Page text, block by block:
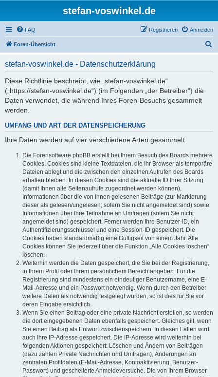
stefan-voswinkel.de
FAQ Anmelden
Registrieren
Foren-Übersicht
stefan-voswinkel.de - Datenschutzerklärung
Diese Richtlinie beschreibt, wie „stefan-voswinkel.de“
(„https://stefan-voswinkel.de“) (im Folgenden „der Betreiber“) die
Daten verwendet, die während Ihres Foren-Besuchs gesammelt
werden.
UMFANG UND ART DER DATENSPEICHERUNG
Ihre Daten werden auf vier verschiedene Arten gesammelt:
Die Forensoftware phpBB erstellt bei Ihrem Besuch des Boards mehrere
Cookies. Cookies sind kleine Textdateien, die Ihr Browser als temporäre
Dateien ablegt und die zwischen den einzelnen Aufrufen des Boards
erhalten bleiben. In diesen Cookies sind die aktuelle ID Ihrer Sitzung
(damit Ihnen alle Seitenaufrufe zugeordnet werden können),
Informationen über die von Ihnen gelesenen Beiträge (zur Markierung
dieser als gelesen/ungelesen; sofern Sie nicht angemeldet sind) sowie
Informationen über Ihre Teilnahme an Umfragen (sofern Sie nicht
angemeldet sind) gespeichert. Ferner werden Ihre Benutzer-ID, ein
Authentifizierungsschlüssel und eine Session-ID gespeichert. Die
Cookies haben standardmäßig eine Gültigkeit von einem Jahr. Alle
Cookies können Sie jederzeit über die Funktion „Alle Cookies löschen“
löschen.
Weiterhin werden die Daten gespeichert, die Sie bei der Registrierung,
in Ihrem Profil oder Ihrem persönlichem Bereich angeben. Für die
Registrierung sind mindestens ein eindeutiger Benutzername, eine E-
Mail-Adresse und ein Passwort notwendig. Wenn durch den Betreiber
weitere Daten als notwendig festgelegt wurden, so ist dies für Sie vor
deren Eingabe ersichtlich.
Wenn Sie einen Beitrag oder eine private Nachricht erstellen, so werden
die dort eingegebenen Daten ebenfalls gespeichert. Gleiches gilt, wenn
Sie einen Beitrag als Entwurf zwischenspeichern. In diesen Fällen wird
auch Ihre IP-Adresse gespeichert. Die IP-Adresse wird weiterhin bei
folgenden Aktionen gespeichert: Löschen und Ändern von Beiträgen
(dazu zählen Private Nachrichten und Umfragen), Änderungen an
zentralen Profildaten (E-Mail-Adresse, Kontoaktivierung, Benutzer-
Passwort) und gescheiterte Anmeldeversuche. Die von Ihrem Browser